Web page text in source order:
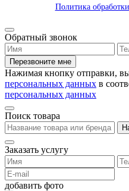
Политика
Обратный звонок
Перезвоните мне
Нажимая кнопку отправки,
персональных данных в
персональных данных
Поиск товара
Заказать услугу
добавить фото